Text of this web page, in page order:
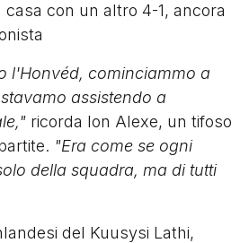
con un altro 4-1, ancora
l'Honvéd, cominciammo a
assistendo a
ricorda Ion Alexe, un tifoso
"Era come se ogni
della squadra, ma di tutti
del Kuusysi Lathi,